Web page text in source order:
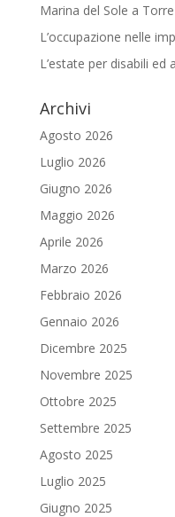
Marina del Sole a
L’occupazione nelle
L’estate per disabili ed
Archivi
Agosto 2026
Luglio 2026
Giugno 2026
Maggio 2026
Aprile 2026
Marzo 2026
Febbraio 2026
Gennaio 2026
Dicembre 2025
Novembre 2025
Ottobre 2025
Settembre 2025
Agosto 2025
Luglio 2025
Giugno 2025